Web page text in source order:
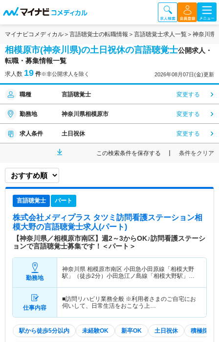
マイナビコメディカル 言語聴覚士の転職情報 言語聴覚士求人一覧 神奈川県
相模原市(神奈川県)の土日祝休の言語聴覚士公開求人・
転職・募集情報一覧
求人数 19 件※非公開求人を除く 2026年08月07日(金)更新
職種 言語聴覚士 変更する
勤務地 神奈川県相模原市 変更する
求人条件 土日祝休 変更する
この検索条件を保存する 条件をクリア
言語聴覚士 パート
株式会社メディプラス タツミ訪問看護ステーション相
模大野の言語聴覚士求人(パート)
【神奈川県／相模原市南区】週2～3からOK♪訪問看護ステーシ
ョンで言語聴覚士募集です！＜パート＞
勤務地
神奈川県 相模原市南区 小田急小田原線「相模大野
駅」（徒歩2分）小田急江ノ島線「相模大野駅」
仕事内容
■訪問リハビリ業務全般 ※利用者さまのご自宅にお
伺いして、日常生活をおこなう上…
駅から徒歩5分以内 未経験OK 新卒OK 土日祝休 積極採用